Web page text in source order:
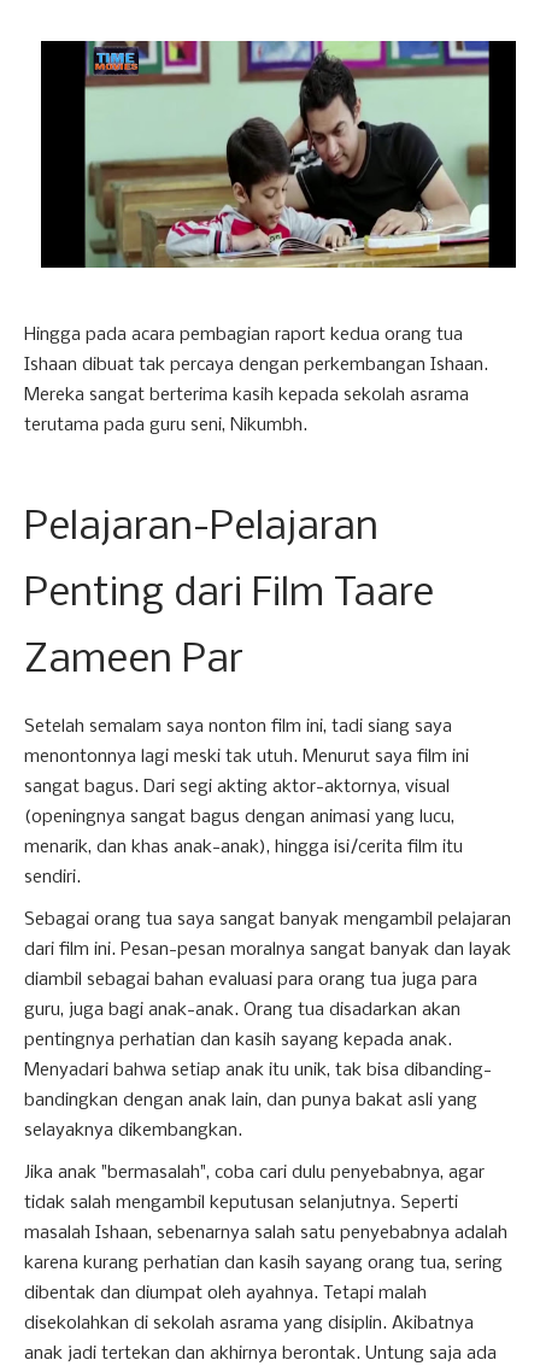
Hingga pada acara pembagian raport kedua orang tua
Ishaan dibuat tak percaya dengan perkembangan Ishaan.
Mereka sangat berterima kasih kepada sekolah asrama
terutama pada guru seni, Nikumbh.
Pelajaran-Pelajaran
Penting dari Film Taare
Zameen Par
Setelah semalam saya nonton film ini, tadi siang saya
menontonnya lagi meski tak utuh. Menurut saya film ini
sangat bagus. Dari segi akting aktor-aktornya, visual
(openingnya sangat bagus dengan animasi yang lucu,
menarik, dan khas anak-anak), hingga isi/cerita film itu
sendiri.
Sebagai orang tua saya sangat banyak mengambil pelajaran
dari film ini. Pesan-pesan moralnya sangat banyak dan layak
diambil sebagai bahan evaluasi para orang tua juga para
guru, juga bagi anak-anak. Orang tua disadarkan akan
pentingnya perhatian dan kasih sayang kepada anak.
Menyadari bahwa setiap anak itu unik, tak bisa dibanding-
bandingkan dengan anak lain, dan punya bakat asli yang
selayaknya dikembangkan.
Jika anak "bermasalah", coba cari dulu penyebabnya, agar
tidak salah mengambil keputusan selanjutnya. Seperti
masalah Ishaan, sebenarnya salah satu penyebabnya adalah
karena kurang perhatian dan kasih sayang orang tua, sering
dibentak dan diumpat oleh ayahnya. Tetapi malah
disekolahkan di sekolah asrama yang disiplin. Akibatnya
anak jadi tertekan dan akhirnya berontak. Untung saja ada